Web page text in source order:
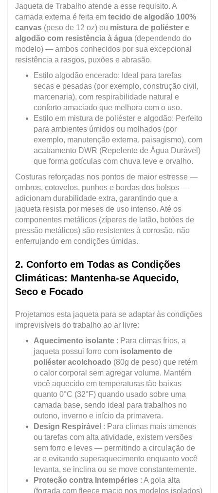
Jaqueta de Trabalho atende a esse requisito. A
camada externa é feita em tecido de algodão 100%
canvas (peso de 12 oz) ou mistura de poliéster e
algodão com resistência à água (dependendo do
modelo) — ambos conhecidos por sua excepcional
resistência a rasgos, puxões e abrasão.
Estilo algodão encerado: Ideal para tarefas
secas e pesadas (por exemplo, construção civil,
marcenaria), com respirabilidade natural e
conforto amaciado que melhora com o uso.
Estilo em mistura de poliéster e algodão: Perfeito
para ambientes úmidos ou molhados (por
exemplo, manutenção externa, paisagismo), com
acabamento DWR (Repelente de Água Durável)
que forma gotículas com chuva leve e orvalho.
Costuras reforçadas nos pontos de maior estresse —
ombros, cotovelos, punhos e bordas dos bolsos —
adicionam durabilidade extra, garantindo que a
jaqueta resista por meses de uso intenso. Até os
componentes metálicos (zíperes de latão, botões de
pressão metálicos) são resistentes à corrosão, não
enferrujando em condições úmidas.
2. Conforto em Todas as Condições
Climáticas: Mantenha-se Aquecido,
Seco e Focado
Projetamos esta jaqueta para se adaptar às condições
imprevisíveis do trabalho ao ar livre:
Aquecimento isolante : Para climas frios, a
jaqueta possui forro com isolamento de
poliéster acolchoado (80g de peso) que retém
o calor corporal sem agregar volume. Mantém
você aquecido em temperaturas tão baixas
quanto 0°C (32°F) quando usado sobre uma
camada base, sendo ideal para trabalhos no
outono, inverno e início da primavera.
Design Respirável : Para climas mais amenos
ou tarefas com alta atividade, existem versões
sem forro e leves — permitindo a circulação de
ar e evitando superaquecimento enquanto você
levanta, se inclina ou se move constantemente.
Proteção contra Intempéries : A gola alta
(forrada com fleece macio nos modelos isolados)